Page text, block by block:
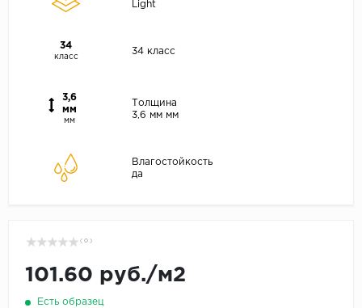
Light
34
класс
34 класс
3,6
мм
мм
Толщина
3,6 мм мм
Влагостойкость
да
( 0 )
101.60 руб./м2
Есть образец